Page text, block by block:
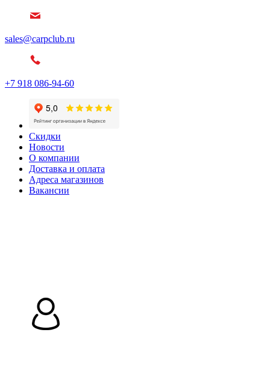
sales@carpclub.ru
+7 918 086-94-60
Скидки
Новости
О компании
Доставка и оплата
Адреса магазинов
Вакансии